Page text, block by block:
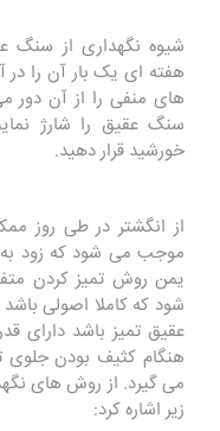
شیوه نگهداری از سنگ
هفته ای یک بار آن را در
های منفی را از آن دور
سنگ عقیق را شارژ
خورشید قرار دهید.
از انگشتر در طی روز
موجب می شود که زود به
یمن روش تمیز کردن
شود که کاملا اصولی
عقیق تمیز باشد دارای
هنگام کثیف بودن جلوی
می گیرد. از روش های
زیر اشاره کرد: